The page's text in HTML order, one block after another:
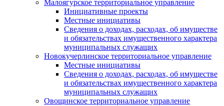
Малоягурское территориальное управление
Инициативные проекты
Местные инициативы
Сведения о доходах, расходах, об имуществе
и обязательствах имущественного характера
муниципальных служащих
Новокучерлинское территориальное управление
Местные инициативы
Сведения о доходах, расходах, об имуществе
и обязательствах имущественного характера
муниципальных служащих
Овощинское территориальное управление